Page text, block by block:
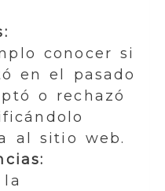
conocer si
en el pasado
o rechazó
al sitio web.